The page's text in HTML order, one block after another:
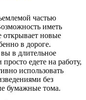
частью
иметь
открывает новые
в дороге.
в длительное
едете на работу,
использовать
без
бумажные тома.